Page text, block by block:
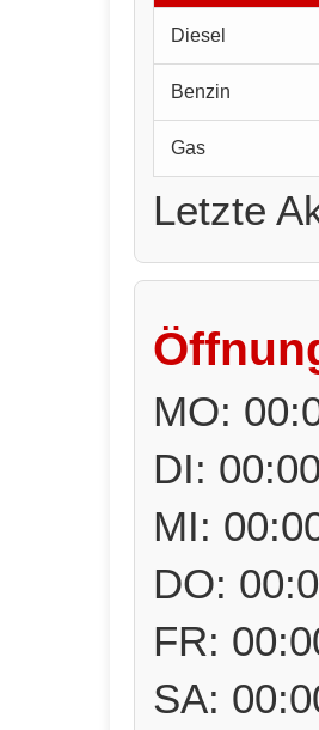
Diesel
Benzin
Gas
Letzte
MO:
DI:
MI:
DO:
FR:
SA: